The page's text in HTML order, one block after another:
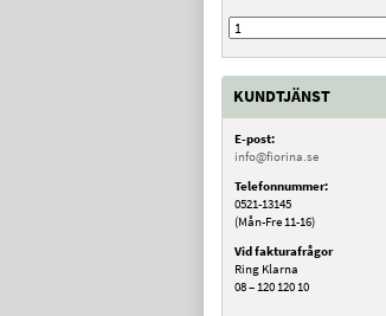
KUNDTJÄNST
E-post:
info@fiorina.se
Telefonnummer:
0521-13145
(Mån-Fre 11-16)
Vid fakturafrågor
Ring Klarna
08 – 120 120 10